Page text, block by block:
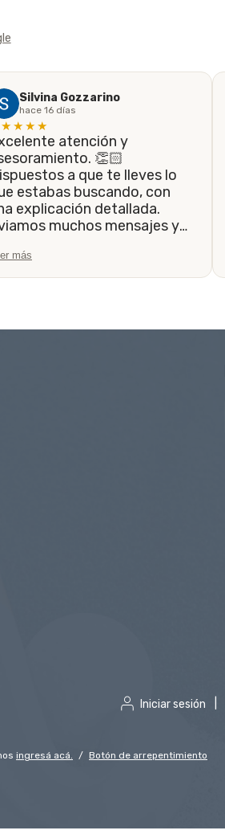
Silvina Gozzarino
hace 16 días
atención y
👏🏻
a que te lleves lo
estabas buscando, con
explicación detallada.
muchos mensajes y
brevedad. Hasta se tomaron
trabajo de que el envío se
más
Iniciar sesión
ingresá acá. / Botón de arrepentimiento